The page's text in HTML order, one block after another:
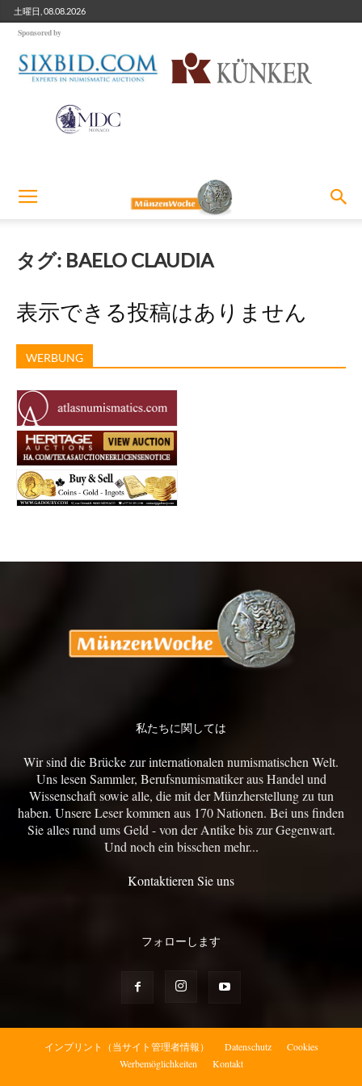
土曜日, 08.08.2026
Sponsored by
タグ: BAELO CLAUDIA
表示できる投稿はありません
WERBUNG
私たちに関しては
Wir sind die Brücke zur internationalen numismatischen Welt.
Uns lesen Sammler, Berufsnumismatiker aus Handel und
Wissenschaft sowie alle, die mit der Münzherstellung zu tun
haben. Unsere Leser kommen aus 170 Nationen. Bei uns finden
Sie alles rund ums Geld - von der Antike bis zur Gegenwart.
Und noch ein bisschen mehr...
Kontaktieren Sie uns
フォローします
インプリント（当サイト管理者情報） Datenschutz
Cookies
Werbemöglichkeiten
Kontakt